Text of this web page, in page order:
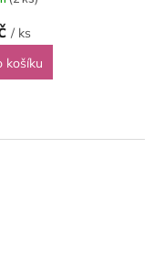
/ ks
košíku